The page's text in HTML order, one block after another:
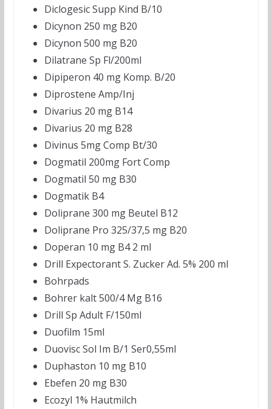
Diclogesic Supp Kind B/10
Dicynon 250 mg B20
Dicynon 500 mg B20
Dilatrane Sp Fl/200ml
Dipiperon 40 mg Komp. B/20
Diprostene Amp/Inj
Divarius 20 mg B14
Divarius 20 mg B28
Divinus 5mg Comp Bt/30
Dogmatil 200mg Fort Comp
Dogmatil 50 mg B30
Dogmatik B4
Doliprane 300 mg Beutel B12
Doliprane Pro 325/37,5 mg B20
Doperan 10 mg B4 2 ml
Drill Expectorant S. Zucker Ad. 5% 200 ml
Bohrpads
Bohrer kalt 500/4 Mg B16
Drill Sp Adult F/150ml
Duofilm 15ml
Duovisc Sol Im B/1 Ser0,55ml
Duphaston 10 mg B10
Ebefen 20 mg B30
Ecozyl 1% Hautmilch